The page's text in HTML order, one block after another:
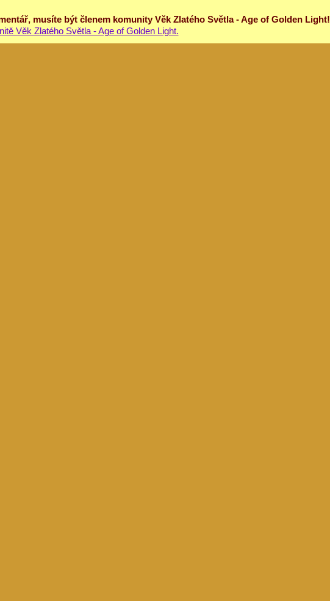
musíte být členem komunity Věk Zlatého Světla - Age of Golden Light!
Věk Zlatého Světla - Age of Golden Light.